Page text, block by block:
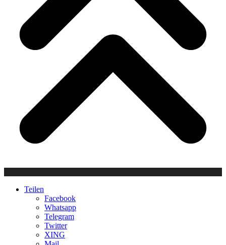
Teilen
Facebook
Whatsapp
Telegram
Twitter
XING